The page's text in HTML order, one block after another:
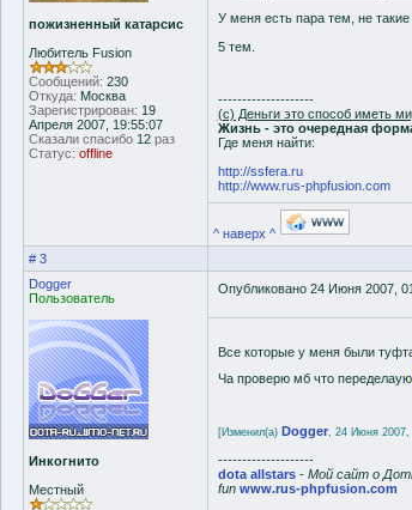
пожизненный катарсис
Любитель Fusion
Сообщений: 230
Откуда: Москва
Зарегистрирован: 19
Апреля 2007, 19:55:07
Сказали спасибо 12раз
Статус: offline
У меня есть пара тем, не
5 тем.
--------------------
(с) Деньги это способ иметь
Жизнь - это очередная
Где меня найти:
http://ssfera.ru
http://www.rus-phpfusion.com
^ наверх ^
# 3
Dogger
Пользователь
Инкогнито
Местный
Опубликовано 24 Июня 2007,
Все которые у меня были
Ча проверю мб что переделаую
[Изменил(а) Dogger, 24 Июня 2007,
--------------------
dota allstars- Мой сайт о
fun www.rus-phpfusion.com